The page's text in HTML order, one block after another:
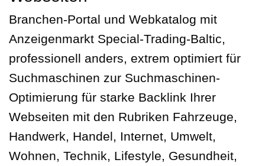
Branchen-Portal und Webkatalog mit
Anzeigenmarkt Special-Trading-Baltic,
professionell anders, extrem optimiert für
Suchmaschinen zur Suchmaschinen-
Optimierung für starke Backlink Ihrer
Webseiten mit den Rubriken Fahrzeuge,
Handwerk, Handel, Internet, Umwelt,
Wohnen, Technik, Lifestyle, Gesundheit,